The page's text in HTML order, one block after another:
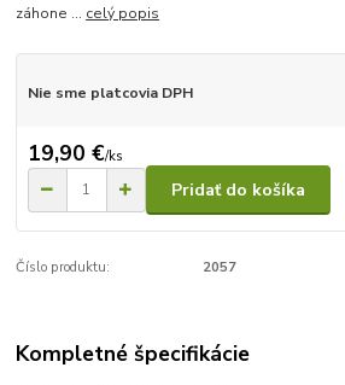
záhone ... celý popis
Nie sme platcovia DPH
19,90 €/ks
Pridať do košíka
Číslo produktu: 2057
Kompletné špecifikácie